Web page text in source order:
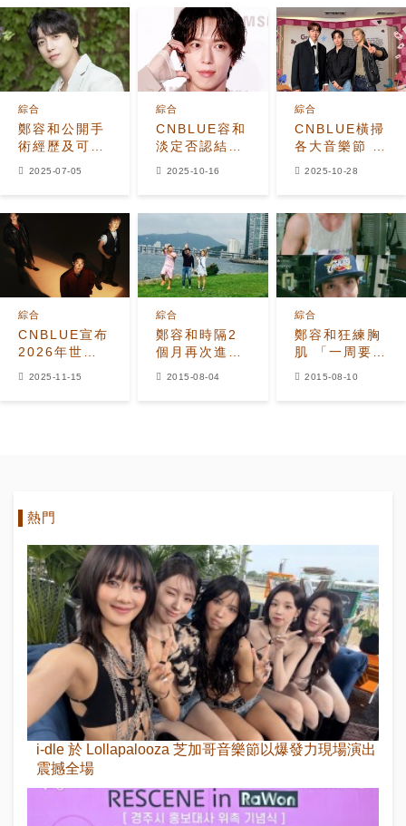
吃貨
鄭容和公開手
術經歷及可能
綜合
2025-07-05
CNBLUE容和
淡定否認結婚
綜合
2025-10-16
CNBLUE橫掃
各大音樂節 奠
綜合
2025-10-28
CNBLUE宣布
2026年世界
綜合
2025-11-15
鄭容和時隔2
個月再次進擊
綜合
2015-08-04
鄭容和狂練胸
肌 「一周要做
綜合
2015-08-10
熱門
i-dle 於 Lollapalooza 芝加哥音樂節以爆發力現場演出
震撼全場